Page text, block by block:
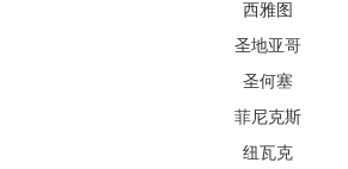
西雅图
圣地亚哥
圣何塞
菲尼克斯
纽瓦克